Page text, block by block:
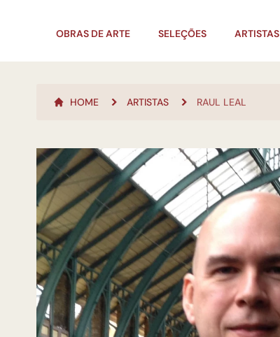
OBRAS DE ARTE SELEÇÕES ARTISTAS
HOME ARTISTAS RAUL LEAL